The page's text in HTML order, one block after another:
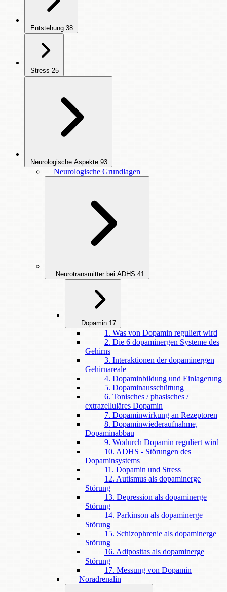
Entstehung 38
Stress 25
Neurologische Aspekte 93
Neurologische Grundlagen
Neurotransmitter bei ADHS 41
Dopamin 17
1. Was von Dopamin reguliert wird
2. Die 6 dopaminergen Systeme des
Gehirns
3. Interaktionen der dopaminergen
Gehirnareale
4. Dopaminbildung und Einlagerung
5. Dopaminausschüttung
6. Tonisches / phasisches /
extrazelluläres Dopamin
7. Dopaminwirkung an Rezeptoren
8. Dopaminwiederaufnahme,
Dopaminabbau
9. Wodurch Dopamin reguliert wird
10. ADHS - Störungen des
Dopaminsystems
11. Dopamin und Stress
12. Autismus als dopaminerge
Störung
13. Depression als dopaminerge
Störung
14. Parkinson als dopaminerge
Störung
15. Schizophrenie als dopaminerge
Störung
16. Adipositas als dopaminerge
Störung
17. Messung von Dopamin
Noradrenalin